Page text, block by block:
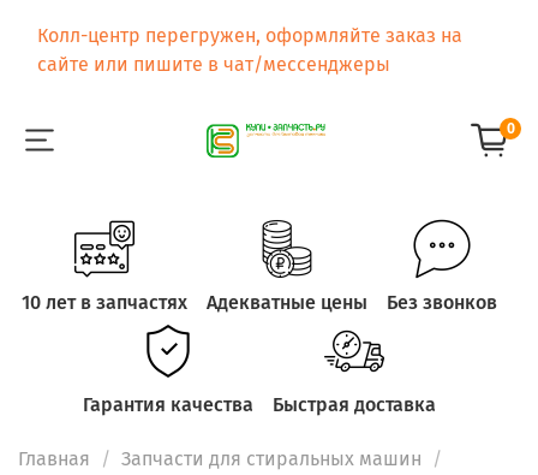
Колл-центр перегружен, оформляйте заказ на
сайте или пишите в чат/мессенджеры
0
10 лет в запчастях Адекватные цены Без звонков
Гарантия качества Быстрая доставка
Главная
Запчасти для стиральных машин